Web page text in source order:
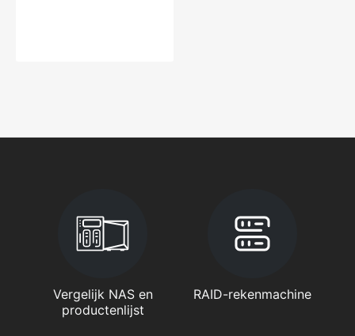
Vergelijk NAS en
productenlijst
RAID-rekenmachine